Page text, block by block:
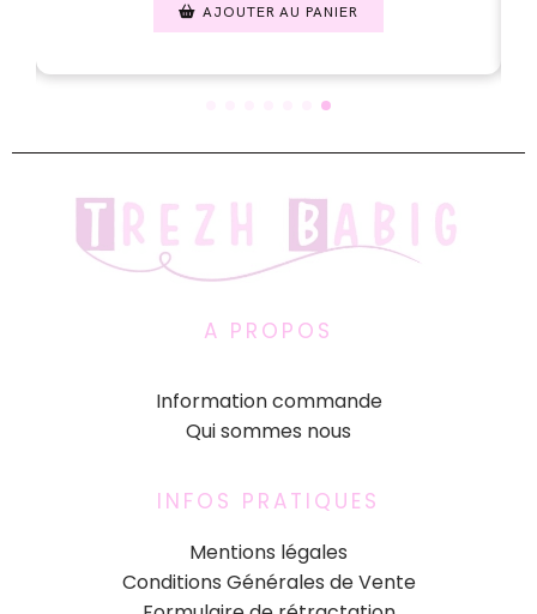
AJOUTER AU PANIER
A PROPOS
Information commande
Qui sommes nous
INFOS PRATIQUES
Mentions légales
Conditions Générales de Vente